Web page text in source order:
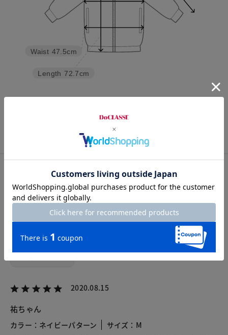
Length 72.7cm
Waist 47.5cm
M
カスタマーレビュー
総合評価
5.0 1レビュー
2020.08.15
祐ちゃん
カラー：ネイビーパターン
サイズ：M